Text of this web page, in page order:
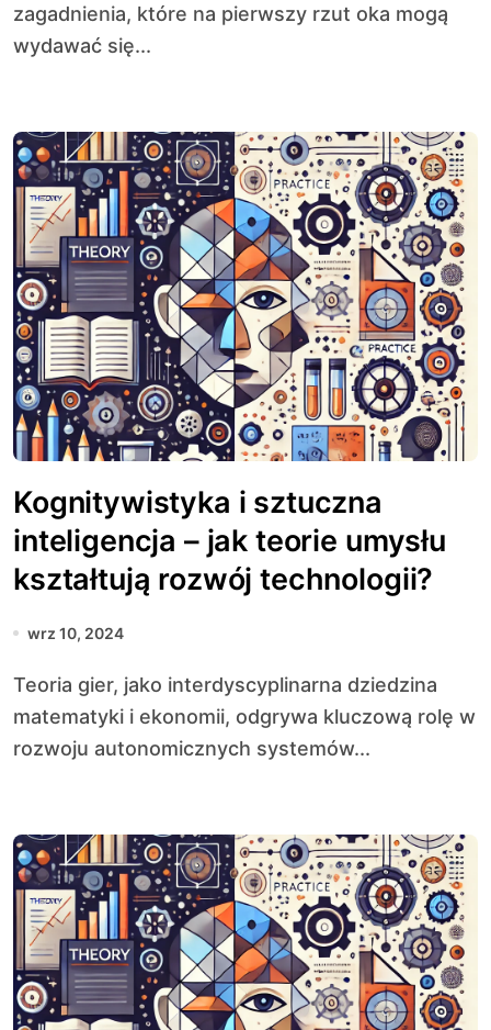
zagadnienia, które na pierwszy rzut oka mogą
wydawać się...
Kognitywistyka i sztuczna
inteligencja – jak teorie umysłu
kształtują rozwój technologii?
wrz 10, 2024
Teoria gier, jako interdyscyplinarna dziedzina
matematyki i ekonomii, odgrywa kluczową rolę w
rozwoju autonomicznych systemów...